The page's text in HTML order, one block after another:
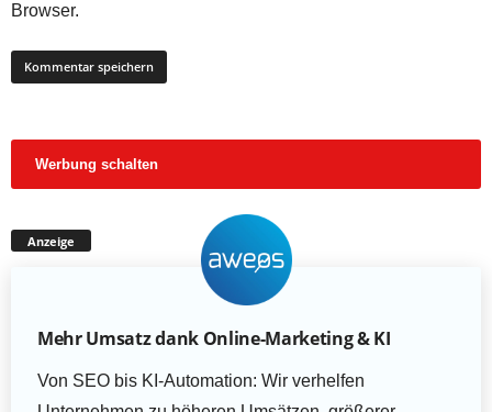
Browser.
Werbung schalten
Anzeige
Mehr Umsatz dank Online-Marketing & KI
Von SEO bis KI-Automation: Wir verhelfen